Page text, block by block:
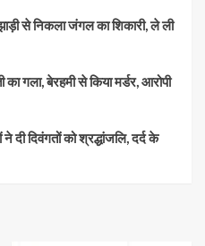
से निकला जंगल का शिकारी, ले ली
का गला, बेरहमी से किया मर्डर, आरोपी
दी दिवंगतों को श्रद्धांजलि, दर्द के